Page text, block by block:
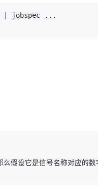
jobspec ..